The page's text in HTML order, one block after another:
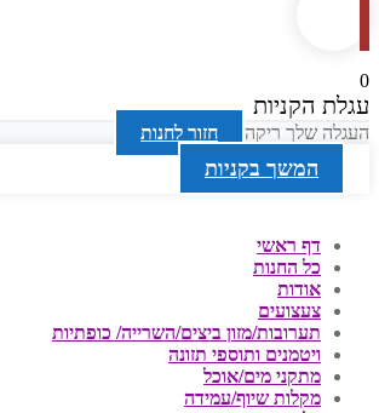
0
עגלת הקניות
העגלה שלך ריקה חזור לחנות
המשך בקניות
דף ראשי
כל החנות
אודות
צעצועים
תערובות/מזון ביצים/השרייה/ כופתיות
ויטמנים ותוספי תזונה
מתקני מים/אוכל
מקלות שיוף/עמידה